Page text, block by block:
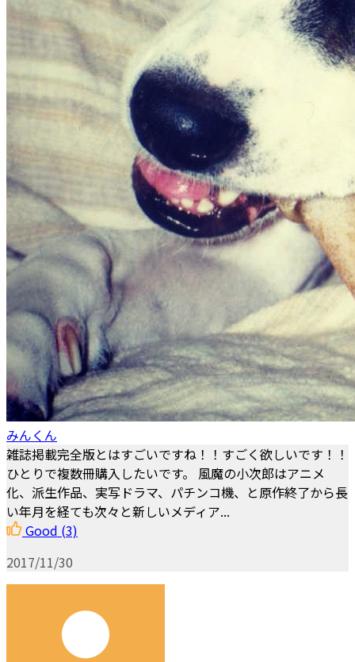
みんくん
雑誌掲載完全版とはすごいですね！！すごく欲しいです！！
ひとりで複数冊購入したいです。 風魔の小次郎はアニメ
化、派生作品、実写ドラマ、パチンコ機、と原作終了から長
い年月を経ても次々と新しいメディア...
Good (3)
2017/11/30